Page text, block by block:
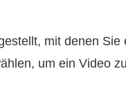
mit denen Sie
um ein Video zu